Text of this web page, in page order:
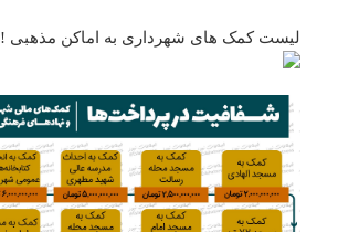
لیست کمک های شهرداری به اماکن مذهبی !